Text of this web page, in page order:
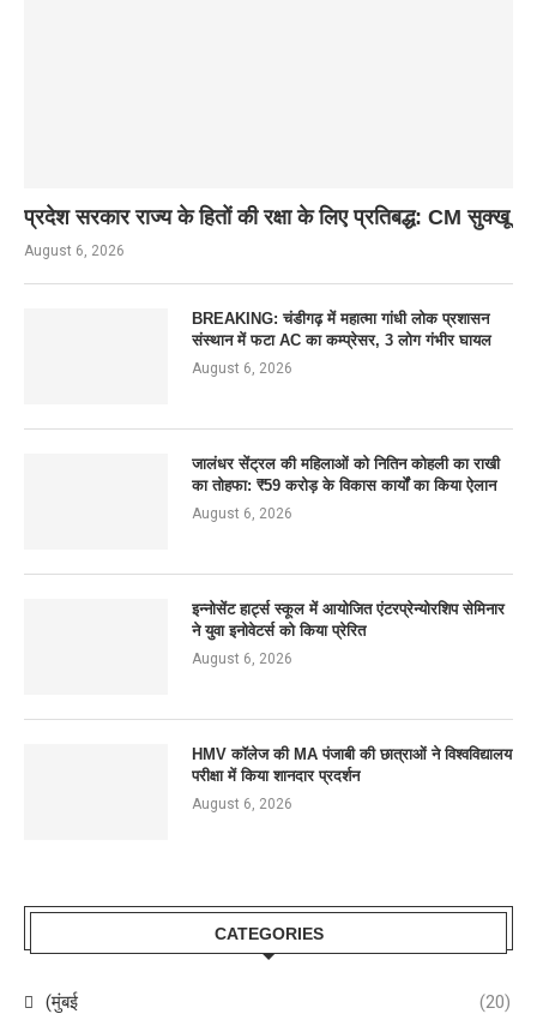
प्रदेश सरकार राज्य के हितों की रक्षा के लिए प्रतिबद्ध: CM सुक्खू
August 6, 2026
BREAKING: चंडीगढ़ में महात्मा गांधी लोक प्रशासन
संस्थान में फटा AC का कम्प्रेसर, 3 लोग गंभीर घायल
August 6, 2026
जालंधर सेंट्रल की महिलाओं को नितिन कोहली का राखी
का तोहफा: ₹59 करोड़ के विकास कार्यों का किया ऐलान
August 6, 2026
इन्नोसेंट हार्ट्स स्कूल में आयोजित एंटरप्रेन्योरशिप सेमिनार
ने युवा इनोवेटर्स को किया प्रेरित
August 6, 2026
HMV कॉलेज की MA पंजाबी की छात्राओं ने विश्वविद्यालय
परीक्षा में किया शानदार प्रदर्शन
August 6, 2026
CATEGORIES
(मुंबई (20)